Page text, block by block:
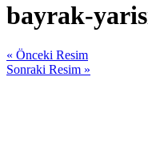
bayrak-
« Önceki Resim
Sonraki Resim »